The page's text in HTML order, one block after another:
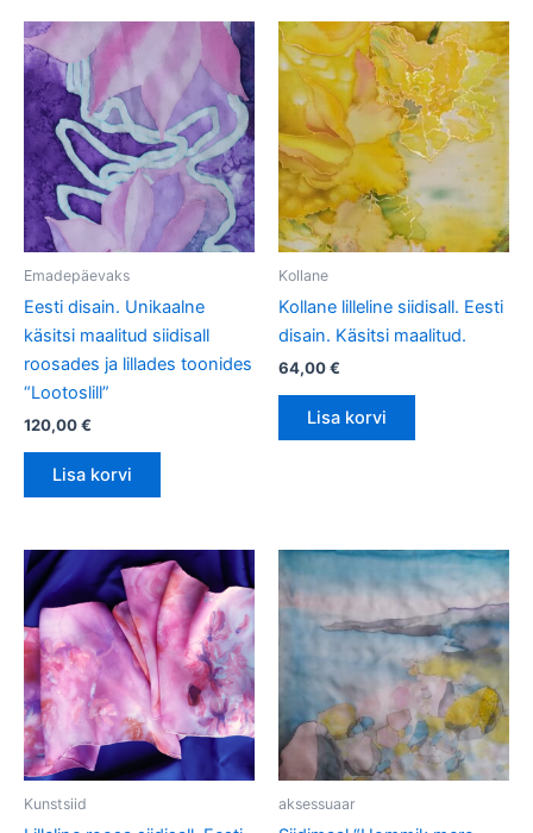
Emadepäevaks
Eesti disain. Unikaalne
käsitsi maalitud siidisall
roosades ja lillades toonides
“Lootoslill”
120,00€
Lisa korvi
Kollane
Kollane lilleline siidisall. Eesti
disain. Käsitsi maalitud.
64,00€
Lisa korvi
Kunstsiid aksessuaar